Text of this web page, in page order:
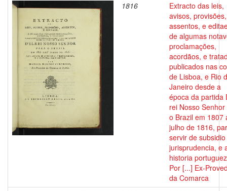
1816
Extracto das leis,
avisos, provisões,
assentos, e
de algumas
proclamações,
acordãos, e
publicados nas
de Lisboa, e Rio
Janeiro desde a
época da partida
rei Nosso
o Brazil em 1807
julho de 1816,
servir de
jurisprudencia, e
historia
Por [...] Ex-
da Comarca